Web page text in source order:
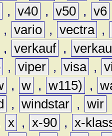
, v40 , v50 , v6
, vario , vectra ,
, verkauf ,
, viper , visa ,
, w , w115) ,
, windstar , wir
x , x-90 , x-